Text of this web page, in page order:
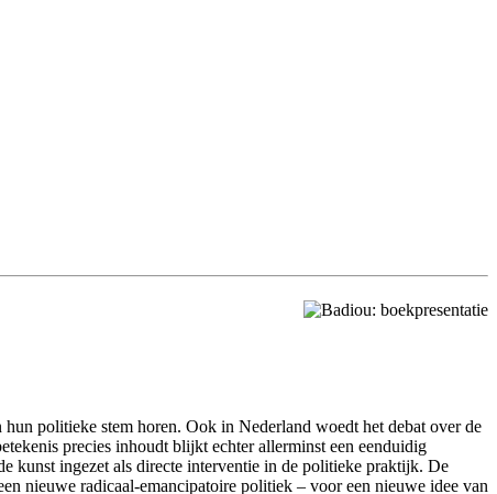
politieke stem horen. Ook in Nederland woedt het debat over de
precies inhoudt blijkt echter allerminst een eenduidig
kunst ingezet als directe interventie in de politieke praktijk. De
nieuwe radicaal-emancipatoire politiek – voor een nieuwe idee van